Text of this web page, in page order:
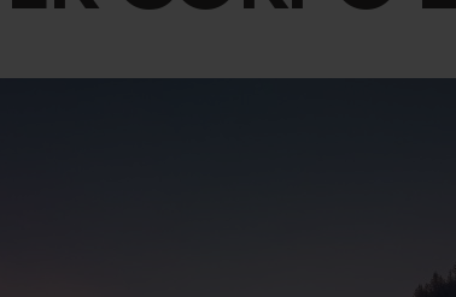
regalo Mondo Bimbi